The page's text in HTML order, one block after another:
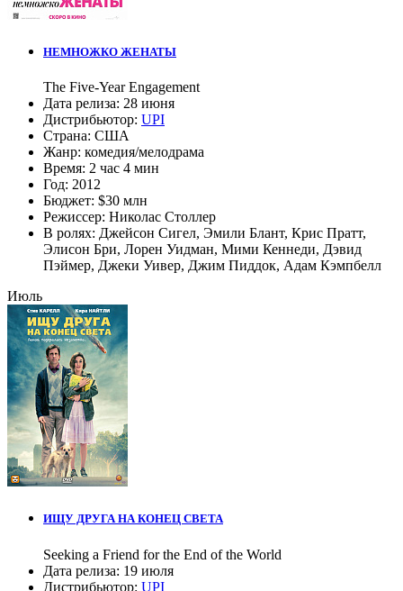
НЕМНОЖКО ЖЕНАТЫ
The Five-Year Engagement
Дата релиза: 28 июня
Дистрибьютор: UPI
Страна: США
Жанр: комедия/мелодрама
Время: 2 час 4 мин
Год: 2012
Бюджет: $30 млн
Режиссер: Николас Столлер
В ролях: Джейсон Сигел, Эмили Блант, Крис Пратт,
Элисон Бри, Лорен Уидман, Мими Кеннеди, Дэвид
Пэймер, Джеки Уивер, Джим Пиддок, Адам Кэмпбелл
Июль
ИЩУ ДРУГА НА КОНЕЦ СВЕТА
Seeking a Friend for the End of the World
Дата релиза: 19 июля
Дистрибьютор: UPI